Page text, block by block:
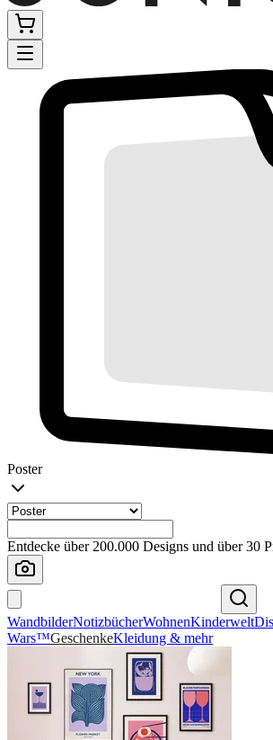
Poster
Entdecke über 200.000 Designs und über 30
WandbilderNotizbücherWohnenKinderwelt
Wars™GeschenkeKleidung & mehr